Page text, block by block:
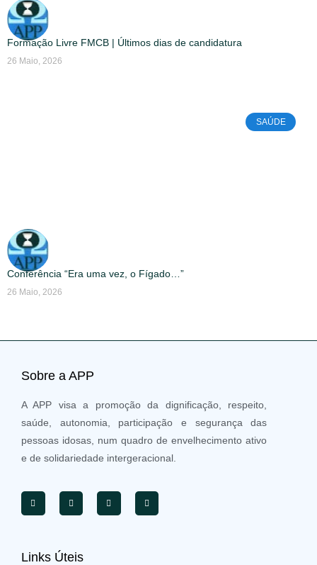
Formação Livre FMCB | Últimos dias de candidatura
26 Maio, 2026
SAÚDE
Conferência “Era uma vez, o Fígado…”
26 Maio, 2026
Sobre a APP
A APP visa a promoção da dignificação, respeito,
saúde, autonomia, participação e segurança das
pessoas idosas, num quadro de envelhecimento ativo
e de solidariedade intergeracional.
Links Úteis